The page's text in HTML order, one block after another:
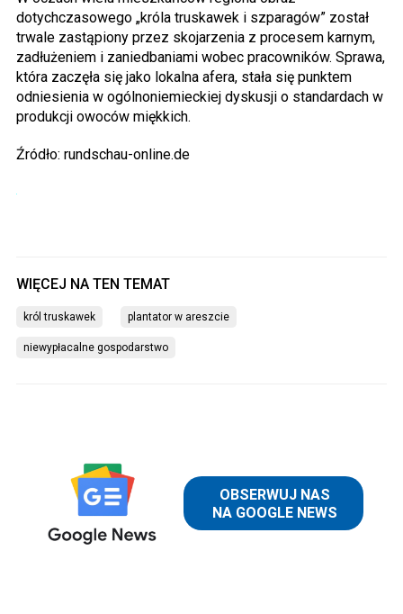
dotychczasowego „króla truskawek i szparagów” został
trwale zastąpiony przez skojarzenia z procesem karnym,
zadłużeniem i zaniedbaniami wobec pracowników. Sprawa,
która zaczęła się jako lokalna afera, stała się punktem
odniesienia w ogólnoniemieckiej dyskusji o standardach w
produkcji owoców miękkich.
Źródło: rundschau-online.de
król truskawek plantator w areszcie
niewypłacalne gospodarstwo